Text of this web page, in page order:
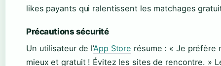
likes payants qui ralentissent les matchages
Précautions sécurité
Un utilisateur de l’App Store résume : « Je préfère
mieux et gratuit ! Évitez les sites de rencontre. »